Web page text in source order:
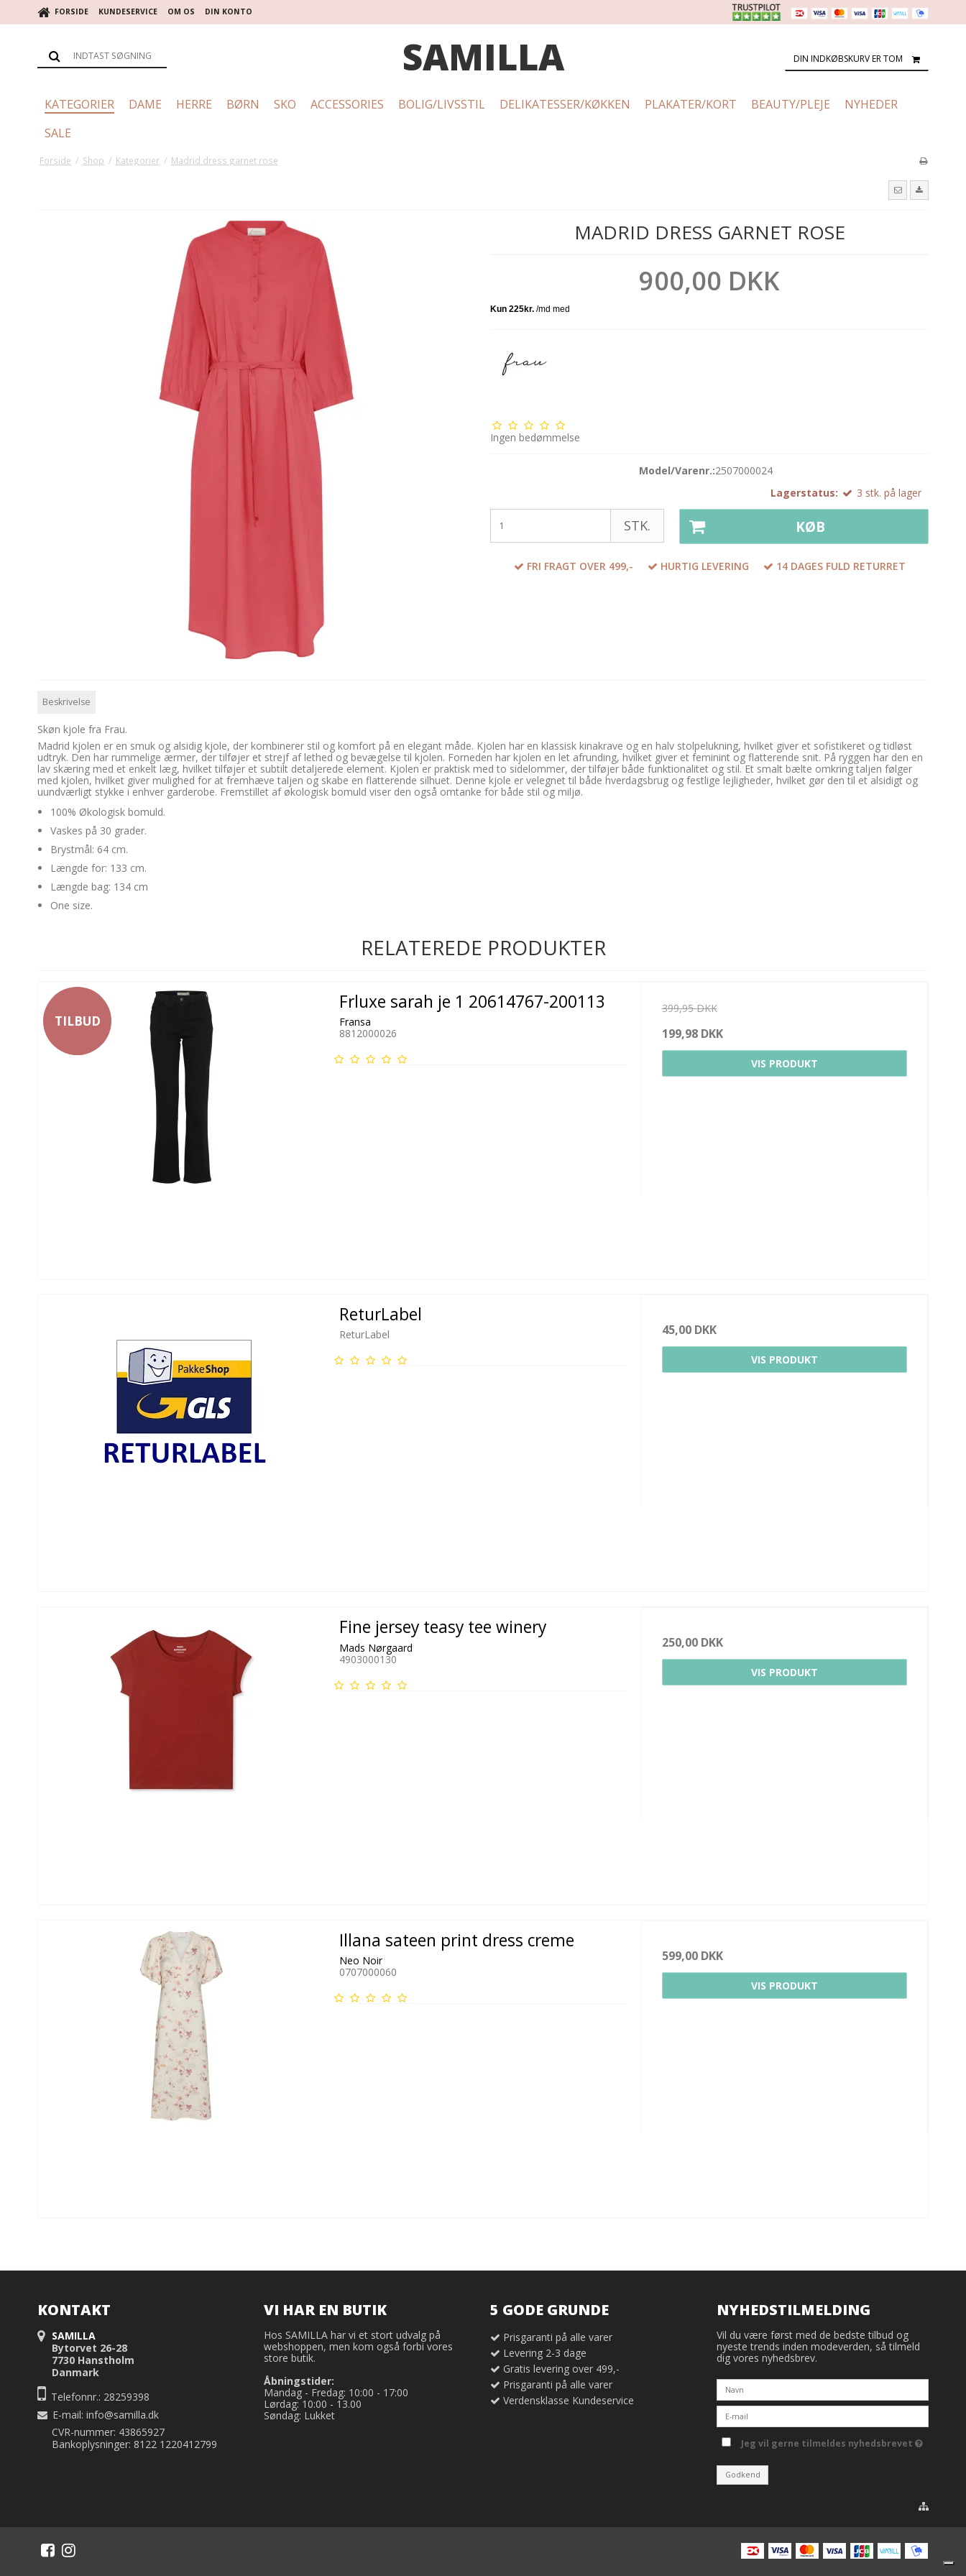
FORSIDE KUNDESERVICE OM OS DIN KONTO
SAMILLA DIN INDKØBSKURV ER TOM
KATEGORIER DAME HERRE BØRN SKO ACCESSORIES BOLIG/LIVSSTIL DELIKATESSER/KØKKEN PLAKATER/KORT BEAUTY/PLEJE
NYHEDER
SALE
Forside / Shop / Kategorier / Madrid dress garnet rose
MADRID DRESS GARNET ROSE
900,00 DKK
Ingen bedømmelse
Model/Varenr.:2507000024
Lagerstatus:
3 stk. på lager
STK. KØB
FRI FRAGT OVER 499,- HURTIG LEVERING 14 DAGES FULD RETURRET
Beskrivelse
Skøn kjole fra Frau.
Madrid kjolen er en smuk og alsidig kjole, der kombinerer stil og komfort på en elegant måde. Kjolen har en klassisk kinakrave og en halv stolpelukning, hvilket giver et sofistikeret og tidløst
udtryk. Den har rummelige ærmer, der tilføjer et strejf af lethed og bevægelse til kjolen. Forneden har kjolen en let afrunding, hvilket giver et feminint og flatterende snit. På ryggen har den en
lav skæring med et enkelt læg, hvilket tilføjer et subtilt detaljerede element. Kjolen er praktisk med to sidelommer, der tilføjer både funktionalitet og stil. Et smalt bælte omkring taljen følger
med kjolen, hvilket giver mulighed for at fremhæve taljen og skabe en flatterende silhuet. Denne kjole er velegnet til både hverdagsbrug og festlige lejligheder, hvilket gør den til et alsidigt og
uundværligt stykke i enhver garderobe. Fremstillet af økologisk bomuld viser den også omtanke for både stil og miljø.
100% Økologisk bomuld.
Vaskes på 30 grader.
Brystmål: 64 cm.
Længde for: 133 cm.
Længde bag: 134 cm
One size.
RELATEREDE PRODUKTER
TILBUD
Frluxe sarah je 1 20614767-200113
Fransa
8812000026
399,95 DKK
199,98 DKK
VIS PRODUKT
ReturLabel
ReturLabel 45,00 DKK
VIS PRODUKT
Fine jersey teasy tee winery
Mads Nørgaard
4903000130
250,00 DKK
VIS PRODUKT
Illana sateen print dress creme
Neo Noir
0707000060
599,00 DKK
VIS PRODUKT
KONTAKT
SAMILLA
Bytorvet 26-28
7730 Hanstholm
Danmark
Telefonnr.: 28259398
E-mail: info@samilla.dk
CVR-nummer: 43865927
Bankoplysninger: 8122 1220412799
VI HAR EN BUTIK
Hos SAMILLA har vi et stort udvalg på
webshoppen, men kom også forbi vores
store butik.
Åbningstider:
Mandag - Fredag: 10:00 - 17:00
Lørdag: 10:00 - 13.00
Søndag: Lukket
5 GODE GRUNDE
Prisgaranti på alle varer
Levering 2-3 dage
Gratis levering over 499,-
Prisgaranti på alle varer
Verdensklasse Kundeservice
NYHEDSTILMELDING
Vil du være først med de bedste tilbud og
nyeste trends inden modeverden, så tilmeld
dig vores nyhedsbrev.
Jeg vil gerne tilmeldes nyhedsbrevet
Godkend